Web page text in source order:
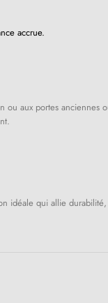
accrue.
aux portes
idéale qui allie